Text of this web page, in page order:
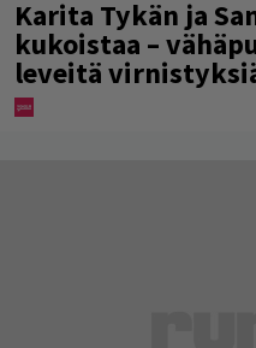
Karita Tykän ja
kukoistaa –
leveitä